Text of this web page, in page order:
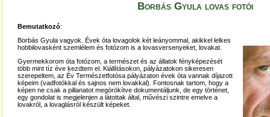
Borbás Gyula lovas fotói
Bemutatkozó:
Borbás Gyula vagyok. Évek óta lovagolok két leányommal, akikkel lelkes
hobbilovasként szemlélem és fotózom is a lovasversenyeket, lovakat.
Gyermekkorom óta fotózom, a természet és az állatok fényképezését
több mint tíz éve kezdtem el. Kiállításokon, pályázatokon sikeresen
szerepeltem, az Év Természetfotósa pályázaton évek óta vannak díjazott
képeim (vadfotókkal és sajnos nem lovakkal). Fontosnak tartom, hogy a
képen ne csak a pillanatot megörökítve dokumentáljunk, de egy történet,
egy gondolat is megjelenjen a látottak által, művészi szintre emelve a
lovakról, a lovaglásról készült képeket.